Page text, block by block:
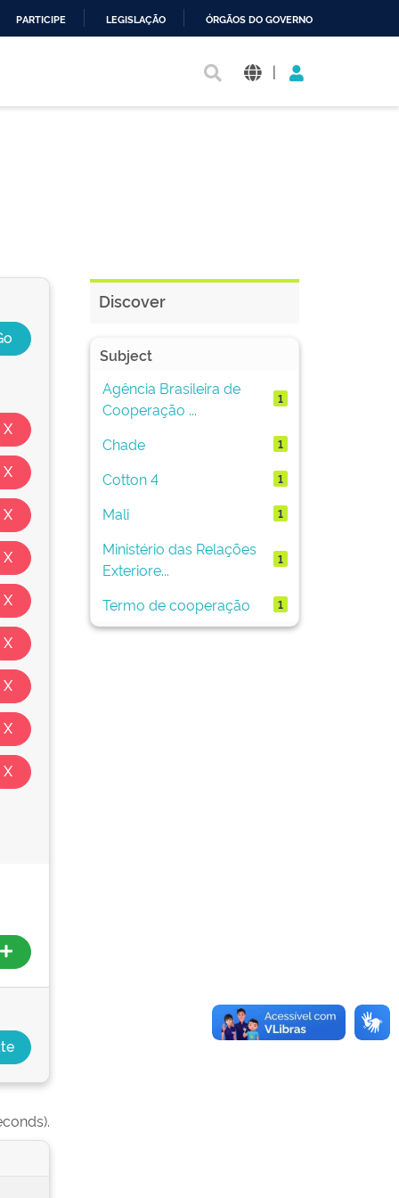
PARTICIPE LEGISLAÇÃO ÓRGÃOS DO GOVERNO
|
Discover
Subject
Agência Brasileira de
Cooperação ...
1
Chade 1
Cotton 4 1
Mali 1
Ministério das Relações
Exteriore...
1
Termo de cooperação 1